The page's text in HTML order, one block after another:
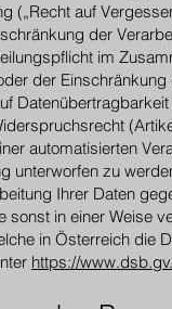
(„Recht auf
der
im
der
automatisierten
unterworfen zu
Ihrer Daten
sonst in einer Weise
in Österreich die
https://